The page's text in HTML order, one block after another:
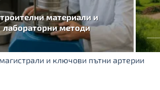
материали и
лабораторни методи
и ключови пътни артерии